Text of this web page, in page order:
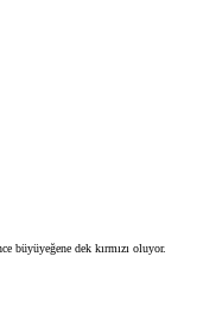
büyüyeğene dek kırmızı oluyor.